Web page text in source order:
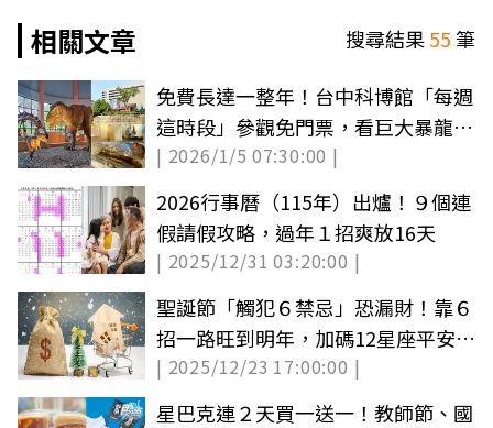
相關文章
搜尋結果55筆
免費長達一整年！台中科博館「每週
這時段」參觀免門票，看巨大暴龍、
木乃伊
| 2026/1/5 07:30:00 |
2026行事曆（115年）出爐！９個連
假請假攻略，過年１招爽放16天
| 2025/12/31 03:20:00 |
聖誕節「觸犯６禁忌」恐漏財！靠６
招一路旺到明年，加碼12星座平安夜
運勢
| 2025/12/23 17:00:00 |
星巴克連２天買一送一！教師節、國